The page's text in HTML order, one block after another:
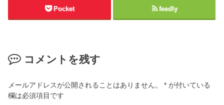
Pocket feedly
コメントを残す
メールアドレスが公開されることはありません。 * が付いている
欄は必須項目です